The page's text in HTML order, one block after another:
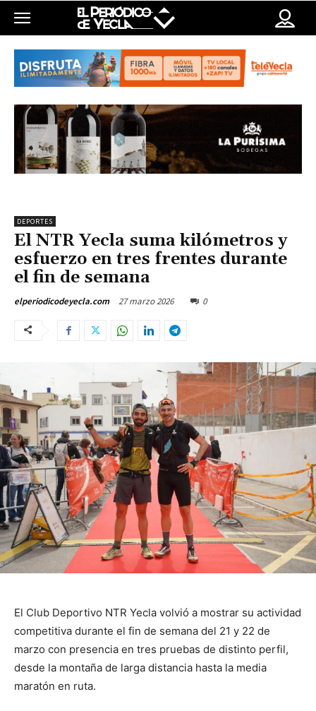
DEPORTES
El NTR Yecla suma kilómetros y
esfuerzo en tres frentes durante
el fin de semana
elperiodicodeyecla.com 27 marzo 2026 0
El Club Deportivo NTR Yecla volvió a mostrar su actividad
competitiva durante el fin de semana del 21 y 22 de
marzo con presencia en tres pruebas de distinto perfil,
desde la montaña de larga distancia hasta la media
maratón en ruta.